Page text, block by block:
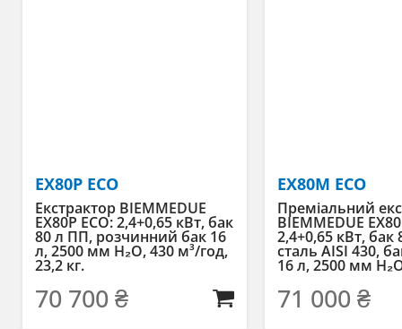
EX80P ECO
Екстрактор BIEMMEDUE
EX80P ECO: 2,4+0,65 кВт, бак
80 л ПП, розчинний бак 16
л, 2500 мм H₂O, 430 м³/год,
23,2 кг.
70 700 ₴
EX80M ECO
Преміальний
BIEMMEDUE
2,4+0,65 кВт,
сталь AISI 430,
16 л, 2500 мм
71 000 ₴